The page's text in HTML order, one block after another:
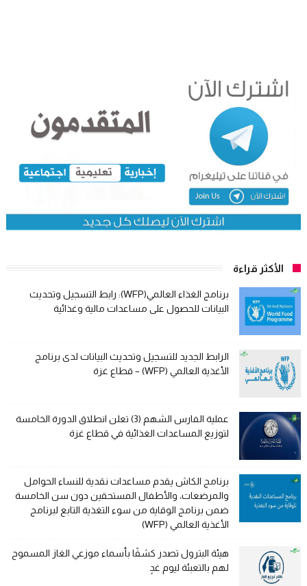
الأكثر قراءة
برنامج الغذاء العالمي(WFP): رابط التسجيل وتحديث
البيانات للحصول على مساعدات مالية وغذائية
الرابط الجديد للتسجيل وتحديث البيانات لدى برنامج
الأغذية العالمي (WFP) – قطاع غزة
عملية الفارس الشهم (3) تعلن انطلاق الدورة الخامسة
لتوزيع المساعدات الغذائية في قطاع غزة
برنامج الكاش يقدم مساعدات نقدية للنساء الحوامل
والمرضعات، والأطفال المستحقين دون سن الخامسة
ضمن برنامج الوقاية من سوء التغذية التابع لبرنامج
الأغذية العالمي (WFP)
هيئة البترول تصدر كشفًا بأسماء موزعي الغاز المسموح
لهم بالتعبئة ليوم غدٍ